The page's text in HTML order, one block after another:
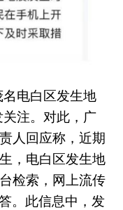
名电白区发生地
关注。对此，广
人回应称，近期
，电白区发生地
检索，网上流传
。此信息中，发